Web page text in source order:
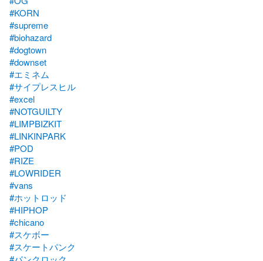
#KORN
#supreme
#biohazard
#dogtown
#downset
#エミネム
#サイプレスヒル
#excel
#NOTGUILTY
#LIMPBIZKIT
#LINKINPARK
#POD
#RIZE
#LOWRIDER
#vans
#ホットロッド
#HIPHOP
#chicano
#スケボー
#スケートパンク